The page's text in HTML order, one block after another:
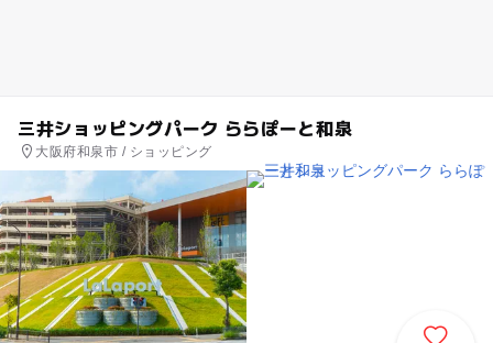
三井ショッピングパーク ららぽーと和泉
大阪府和泉市 / ショッピング